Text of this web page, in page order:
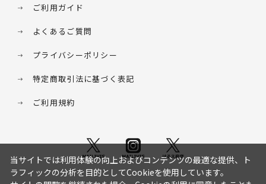
ご利用ガイド
よくあるご質問
プライバシーポリシー
特定商取引法に基づく表記
ご利用規約
当サイトでは利用体験の向上およびコンテンツの最適な提供、ト
ラフィックの分析を目的としてCookieを使用しています。